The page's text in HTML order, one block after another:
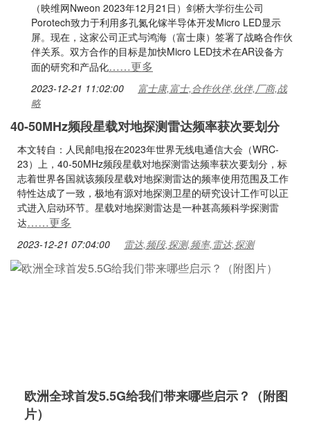
（映维网Nweon 2023年12月21日）剑桥大学衍生公司
Porotech致力于利用多孔氮化镓半导体开发Micro LED显示
屏。现在，这家公司正式与鸿海（富士康）签署了战略合作伙
伴关系。双方合作的目标是加快Micro LED技术在AR设备方
面的研究和产品化……更多
2023-12-21 11:02:00
富士康,富士,合作伙伴,伙伴,厂商,战
略
40-50MHz频段星载对地探测雷达频率获次要划分
本文转自：人民邮电报在2023年世界无线电通信大会（WRC-
23）上，40-50MHz频段星载对地探测雷达频率获次要划分，标
志着世界各国就该频段星载对地探测雷达的频率使用范围及工作
特性达成了一致，极地有源对地探测卫星的研究设计工作可以正
式进入启动环节。星载对地探测雷达是一种甚高频科学探测雷
达……更多
2023-12-21 07:04:00 雷达,频段,探测,频率,雷达,探测
欧洲全球首发5.5G给我们带来哪些启示？（附图
片）